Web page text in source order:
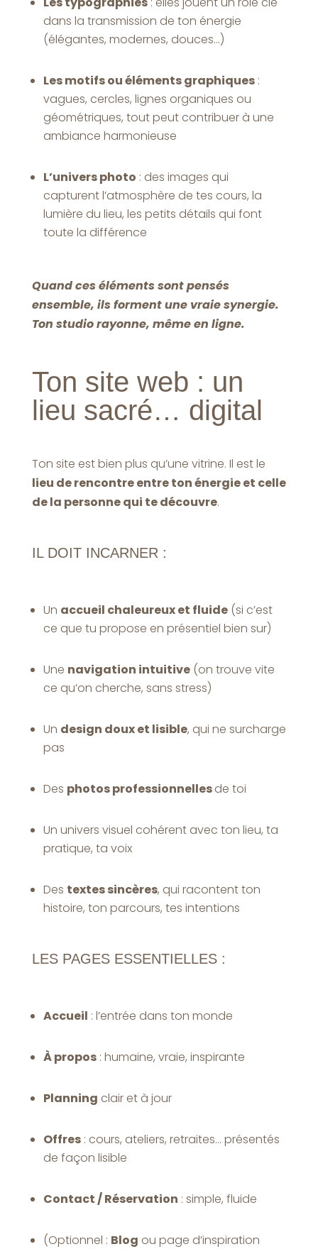
dans la transmission de ton énergie
(élégantes, modernes, douces…)
Les motifs ou éléments graphiques:
vagues, cercles, lignes organiques ou
géométriques, tout peut contribuer à une
ambiance harmonieuse
L’univers photo : des images qui
capturent l’atmosphère de tes cours, la
lumière du lieu, les petits détails qui font
toute la différence
Quand ces éléments sont pensés
ensemble, ils forment une vraie synergie.
Ton studio rayonne, même en ligne.
Ton site web : un
lieu sacré… digital
Ton site est bien plus qu’une vitrine. Il est le
lieu de rencontre entre ton énergie et celle
de la personne qui te découvre.
IL DOIT INCARNER :
Un accueil chaleureux et fluide(si c’est
ce que tu propose en présentiel bien sur)
Une navigation intuitive(on trouve vite
ce qu’on cherche, sans stress)
Un design doux et lisible, qui ne surcharge
pas
Des photos professionnellesde toi
Un univers visuel cohérent avec ton lieu, ta
pratique, ta voix
Des textes sincères, qui racontent ton
histoire, ton parcours, tes intentions
LES PAGES ESSENTIELLES :
Accueil : l’entrée dans ton monde
À propos: humaine, vraie, inspirante
Planning clair et à jour
Offres: cours, ateliers, retraites… présentés
de façon lisible
Contact / Réservation : simple, fluide
(Optionnel : Blog ou page d’inspiration